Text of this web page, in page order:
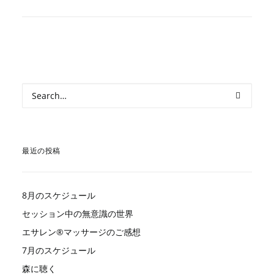
最近の投稿
8月のスケジュール
セッション中の無意識の世界
エサレン®︎マッサージのご感想
7月のスケジュール
森に聴く